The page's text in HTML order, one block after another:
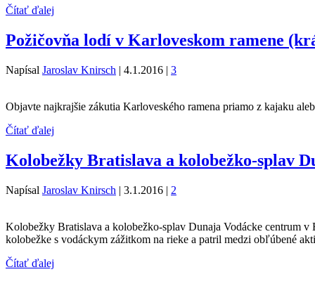
Čítať ďalej
Požičovňa lodí v Karloveskom ramene
Napísal Jaroslav Knirsch | 4.1.2016 | 3
Objavte najkrajšie zákutia Karloveského ramena priamo z kajaku
Čítať ďalej
Kolobežky Bratislava a kolobežko-splav
Napísal Jaroslav Knirsch | 3.1.2016 | 2
Kolobežky Bratislava a kolobežko-splav Dunaja Vodácke centrum
kolobežke s vodáckym zážitkom na rieke a patril medzi obľúbené
Čítať ďalej